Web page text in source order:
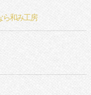
ら和み工房